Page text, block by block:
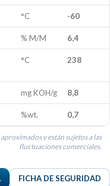
°C -60
% M/M 6,4
°C 238
mg KOH/g 8,8
%wt. 0,7
y están sujetos a las
fluctuaciones comerciales.
FICHA DE SEGURIDAD